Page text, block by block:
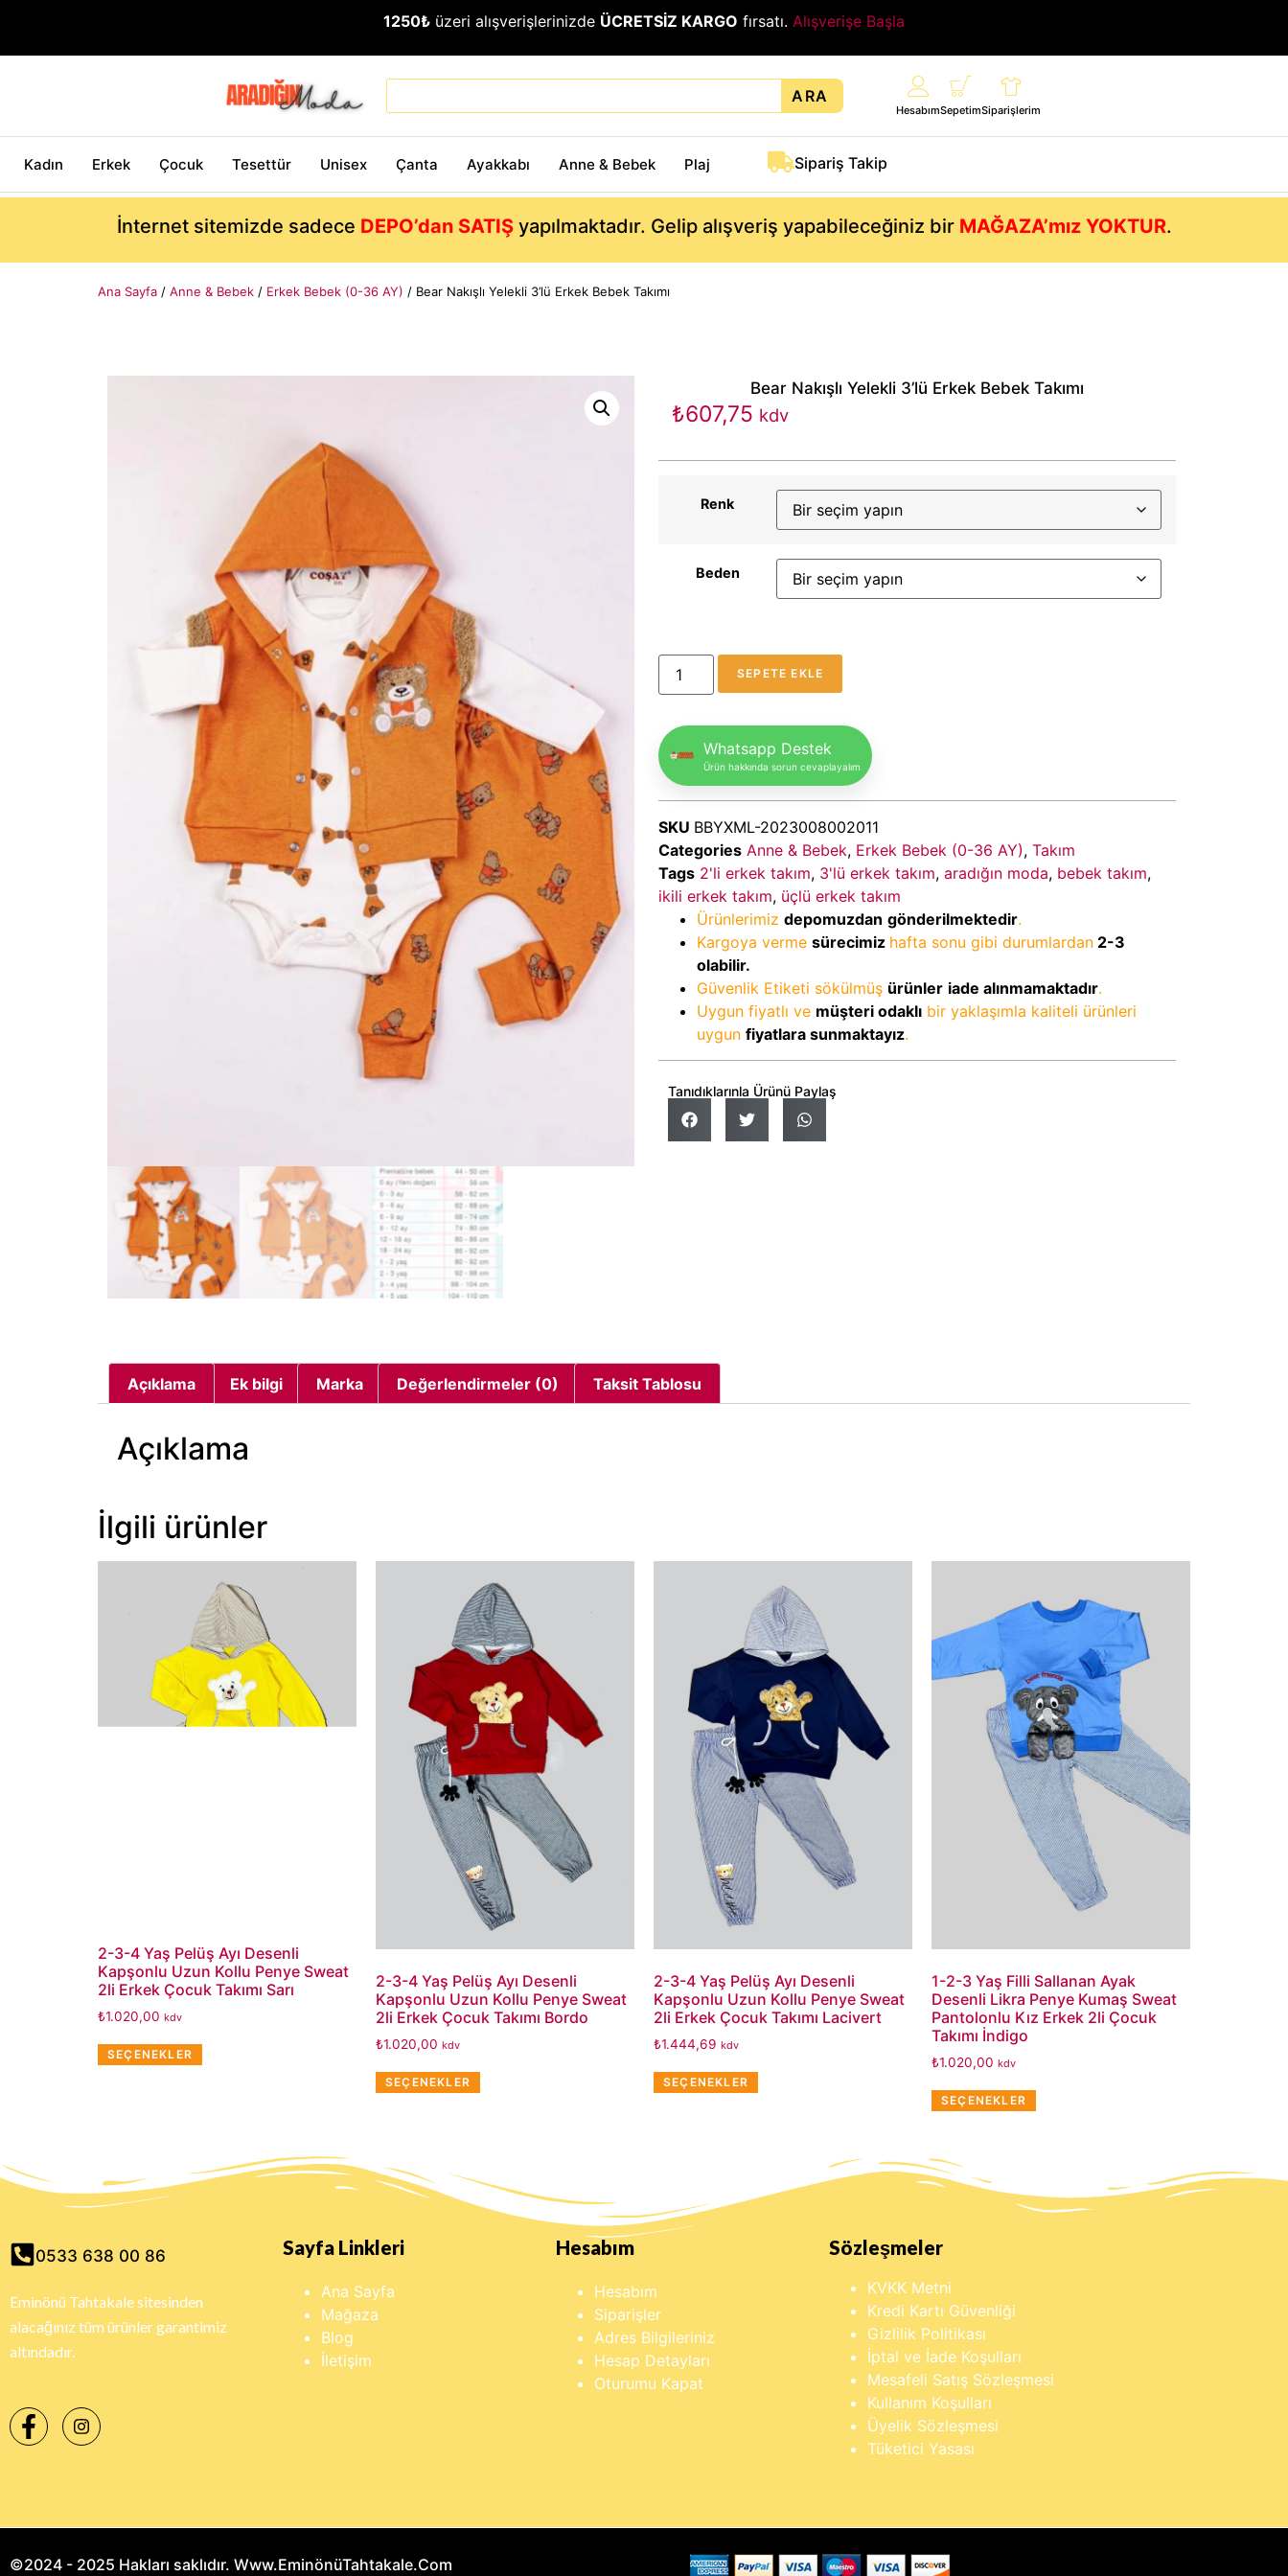
1250₺ üzeri alışverişlerinizde ÜCRETSİZ KARGO fırsatı. Alışverişe Başla
ARA
HesabımSepetimSiparişlerim
Kadın Erkek Çocuk Tesettür Unisex Çanta Ayakkabı Anne & Bebek Plaj Sipariş Takip
İnternet sitemizde sadece DEPO’dan SATIŞyapılmaktadır. Gelip alışveriş yapabileceğiniz bir MAĞAZA’mız YOKTUR.
Ana Sayfa / Anne & Bebek / Erkek Bebek (0-36 AY) / Bear Nakışlı Yelekli 3’lü Erkek Bebek Takımı
Bear Nakışlı Yelekli 3’lü Erkek Bebek Takımı
₺607,75 kdv
Renk
Beden
SEPETE EKLE
Whatsapp Destek
Ürün hakkında sorun cevaplayalım
SKU BBYXML-2023008002011
Categories Anne & Bebek, Erkek Bebek (0-36 AY), Takım
Tags 2'li erkek takım, 3'lü erkek takım, aradığın moda, bebek takım,
ikili erkek takım, üçlü erkek takım
Ürünlerimiz depomuzdan gönderilmektedir.
Kargoya verme sürecimiz hafta sonu gibi durumlardan 2-3
olabilir.
Güvenlik Etiketi sökülmüş ürünler iade alınmamaktadır.
Uygun fiyatlı ve müşteri odaklı bir yaklaşımla kaliteli ürünleri
uygun fiyatlara sunmaktayız.
Tanıdıklarınla Ürünü Paylaş
Açıklama Ek bilgi Marka Değerlendirmeler (0) Taksit Tablosu
Açıklama
İlgili ürünler
2-3-4 Yaş Pelüş Ayı Desenli
Kapşonlu Uzun Kollu Penye Sweat
2li Erkek Çocuk Takımı Sarı
₺1.020,00 kdv
SEÇENEKLER
2-3-4 Yaş Pelüş Ayı Desenli
Kapşonlu Uzun Kollu Penye Sweat
2li Erkek Çocuk Takımı Bordo
₺1.020,00 kdv
SEÇENEKLER
2-3-4 Yaş Pelüş Ayı Desenli
Kapşonlu Uzun Kollu Penye Sweat
2li Erkek Çocuk Takımı Lacivert
₺1.444,69 kdv
SEÇENEKLER
1-2-3 Yaş Filli Sallanan Ayak
Desenli Likra Penye Kumaş Sweat
Pantolonlu Kız Erkek 2li Çocuk
Takımı İndigo
₺1.020,00 kdv
SEÇENEKLER
0533 638 00 86
Eminönü Tahtakale sitesinden
alacağınız tüm ürünler garantimiz
altındadır.
Sayfa Linkleri
Ana Sayfa
Mağaza
Blog
İletişim
Hesabım
Hesabım
Siparişler
Adres Bilgileriniz
Hesap Detayları
Oturumu Kapat
Sözleşmeler
KVKK Metni
Kredi Kartı Güvenliği
Gizlilik Politikası
İptal ve İade Koşulları
Mesafeli Satış Sözleşmesi
Kullanım Koşulları
Üyelik Sözleşmesi
Tüketici Yasası
©2024 - 2025 Hakları saklıdır. Www.EminönüTahtakale.Com